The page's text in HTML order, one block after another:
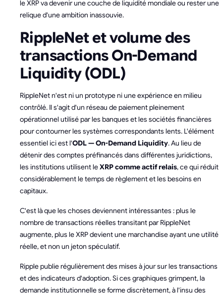
le XRP va devenir une couche de liquidité mondiale ou rester une
relique d'une ambition inassouvie.
RippleNet et volume des
transactions On-Demand
Liquidity (ODL)
RippleNet n'est ni un prototype ni une expérience en milieu
contrôlé. Il s'agit d'un réseau de paiement pleinement
opérationnel utilisé par les banques et les sociétés financières
pour contourner les systèmes correspondants lents. L'élément
essentiel ici est l'ODL — On-Demand Liquidity. Au lieu de
détenir des comptes préfinancés dans différentes juridictions,
les institutions utilisent leXRP comme actif relais, ce qui réduit
considérablement le temps de règlement et les besoins en
capitaux.
C'est là que les choses deviennent intéressantes : plus le
nombre de transactions réelles transitant par RippleNet
augmente, plus le XRP devient une marchandise ayant une utilité
réelle, et non un jeton spéculatif.
Ripple publie régulièrement des mises à jour sur les transactions
et des indicateurs d'adoption. Si ces graphiques grimpent, la
demande institutionnelle se forme discrètement, à l'insu des